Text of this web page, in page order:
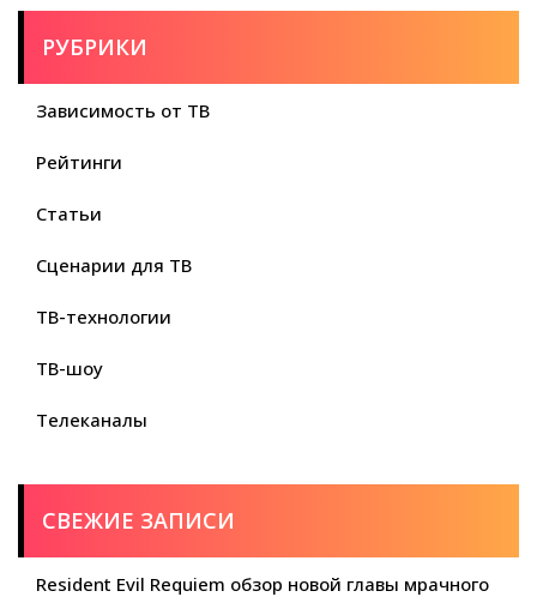
РУБРИКИ
Зависимость от ТВ
Рейтинги
Статьи
Сценарии для ТВ
ТВ-технологии
ТВ-шоу
Телеканалы
СВЕЖИЕ ЗАПИСИ
Resident Evil Requiem обзор новой главы мрачного